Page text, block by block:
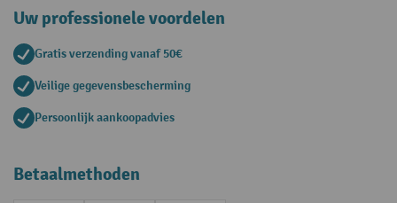
Uw professionele voordelen
Gratis verzending vanaf 50€
Veilige gegevensbescherming
Persoonlijk aankoopadvies
Betaalmethoden